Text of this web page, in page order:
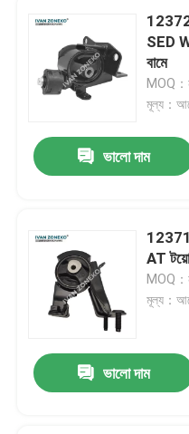
SED
বামে
MOQ：
মূল্য：
ভালো দাম
12371-
AT
MOQ：
মূল্য：
ভালো দাম